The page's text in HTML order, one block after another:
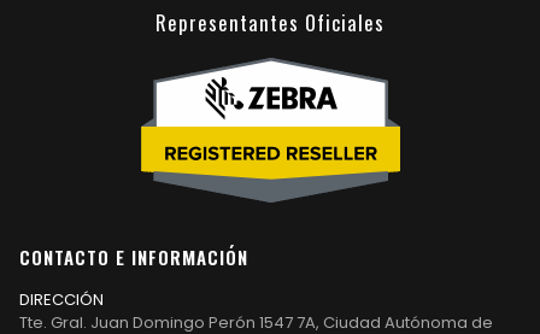
DIRECCIÓN
Tte. Gral. Juan Domingo Perón 1547 7A, Ciudad Autónoma de
Buenos Aires, Argentina.